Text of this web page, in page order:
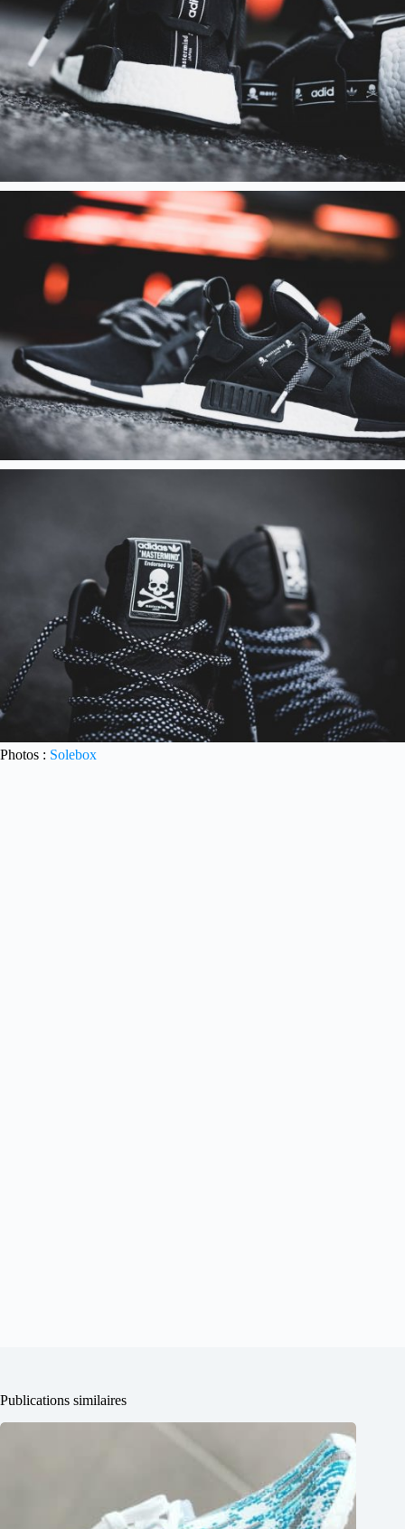
Photos : Solebox
Publications similaires